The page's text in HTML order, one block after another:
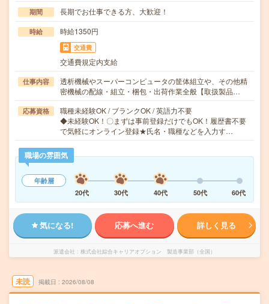
期間 長期でお仕事できる方、大歓迎！
時給 時給1350円
交通費
交通費規定内支給
仕事内容
透析機械やスーパーコンピュータの筐体組立や、その他精
密機械の配線・組立・梱包・出荷作業全般【取扱製品…
応募資格
職種未経験OK / ブランクOK / 英語力不要
◆未経験OK！〇まずは事前登録だけでもOK！履歴書不要
で気軽にオンライン登録★氏名・職種などを入力す…
職場の雰囲気
年齢層
20代
30代 40代 50代 60代
気になる! 応募へ進む 詳しく見る
派遣会社 株式会社綜合キャリアオプション 製造事業部（全国）
未読 掲載日 2026/08/08